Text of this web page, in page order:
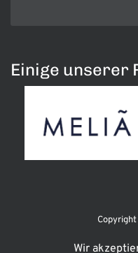
Einige unserer
Wir